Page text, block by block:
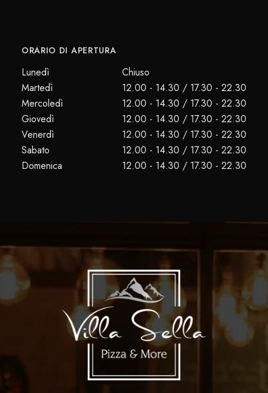
ORARIO DI APERTURA
Lunedì
Chiuso
Martedì
12.00 - 14.30 / 17.30 - 22.30
Mercoledì
12.00 - 14.30 / 17.30 - 22.30
Giovedì
12.00 - 14.30 / 17.30 - 22.30
Venerdì
12.00 - 14.30 / 17.30 - 22.30
Sabato
12.00 - 14.30 / 17.30 - 22.30
Domenica
12.00 - 14.30 / 17.30 - 22.30